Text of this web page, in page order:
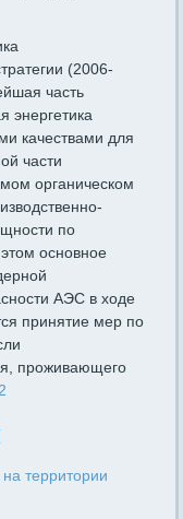
(2006-
часть
энергетика
качествами для
части
органическом
по
основное
АЭС в ходе
принятие мер по
проживающего
территории